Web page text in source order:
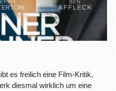
es freilich eine Film-Kritik,
diesmal wirklich um eine